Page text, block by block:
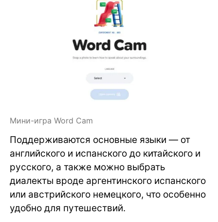
Мини-игра Word Cam
Поддерживаются основные языки — от
английского и испанского до китайского и
русского, а также можно выбрать
диалекты вроде аргентинского испанского
или австрийского немецкого, что особенно
удобно для путешествий.